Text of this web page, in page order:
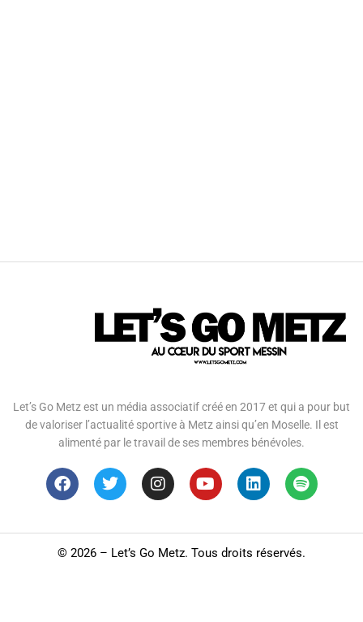
Let’s Go Metz est un média associatif créé en 2017 et qui a pour but
de valoriser l’actualité sportive à Metz ainsi qu’en Moselle. Il est
alimenté par le travail de ses membres bénévoles.
© 2026 – Let’s Go Metz. Tous droits réservés.